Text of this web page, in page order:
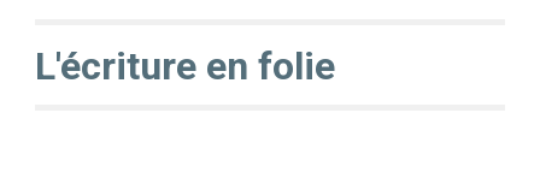
L'écriture en folie